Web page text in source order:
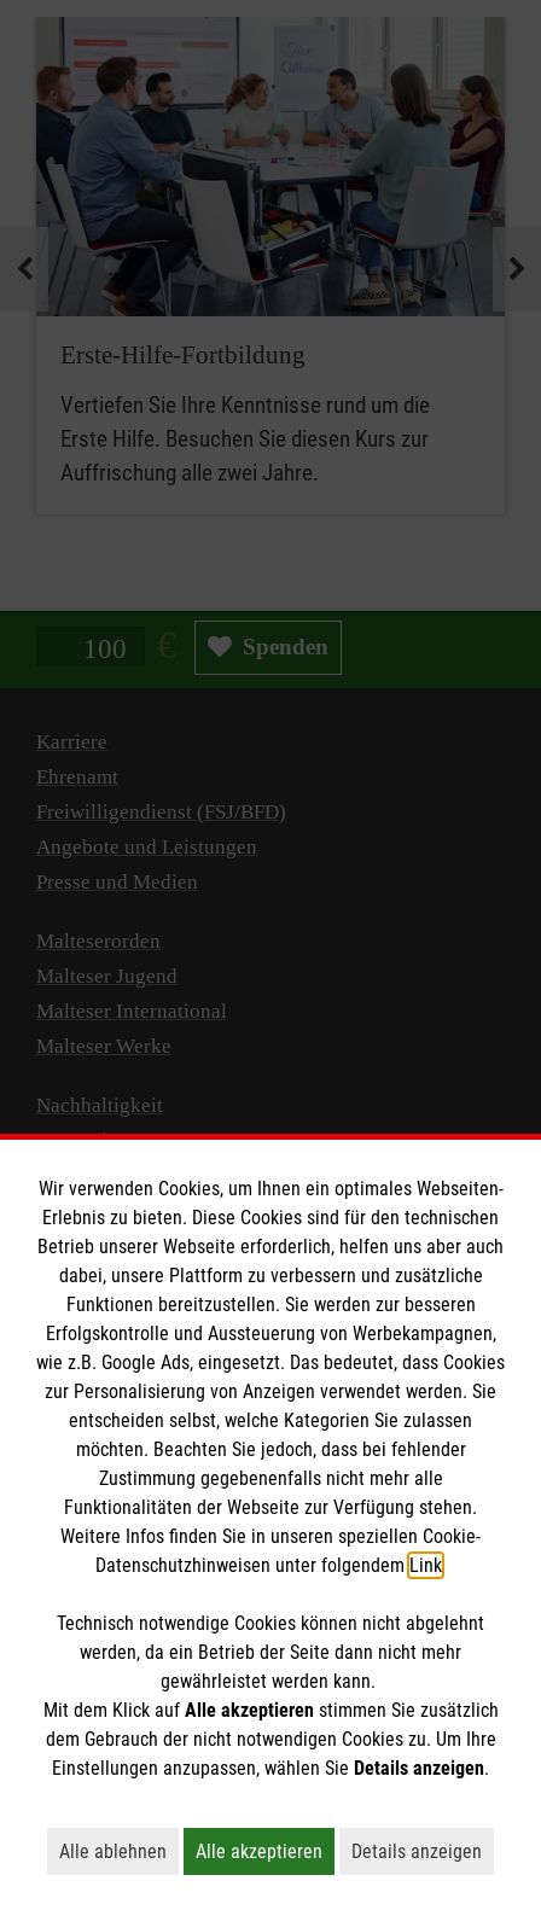
Erste-Hilfe-Fortbildung
Vertiefen Sie Ihre Kenntnisse rund um die
Erste Hilfe. Besuchen Sie diesen Kurs zur
Auffrischung alle zwei Jahre.
Spendenbetrag in Euro Spenden
Karriere
Ehrenamt
Freiwilligendienst (FSJ/BFD)
Angebote und Leistungen
Presse und Medien
Malteserorden
Malteser Jugend
Malteser International
Malteser Werke
Nachhaltigkeit
Prävention
Compliance
Transparenz
Spenden und Helfen
Spendenkonto
Empfänger: Malteser Hilfsdienst e.V.
IBAN: DE10 3706 0120 1201 2000 12
BIC: GENODED 1PA7
Newsletter abonnieren
Cookies verwalten Impressum | Datenschutz
Wir verwenden Cookies, um Ihnen ein optimales Webseiten-
Erlebnis zu bieten. Diese Cookies sind für den technischen
Betrieb unserer Webseite erforderlich, helfen uns aber auch
dabei, unsere Plattform zu verbessern und zusätzliche
Funktionen bereitzustellen. Sie werden zur besseren
Erfolgskontrolle und Aussteuerung von Werbekampagnen,
wie z.B. Google Ads, eingesetzt. Das bedeutet, dass Cookies
zur Personalisierung von Anzeigen verwendet werden. Sie
entscheiden selbst, welche Kategorien Sie zulassen
möchten. Beachten Sie jedoch, dass bei fehlender
Zustimmung gegebenenfalls nicht mehr alle
Funktionalitäten der Webseite zur Verfügung stehen.
Weitere Infos finden Sie in unseren speziellen Cookie-
Datenschutzhinweisen unter folgendem Link.
Technisch notwendige Cookies können nicht abgelehnt
werden, da ein Betrieb der Seite dann nicht mehr
gewährleistet werden kann.
Mit dem Klick auf Alle akzeptierenstimmen Sie zusätzlich
dem Gebrauch der nicht notwendigen Cookies zu. Um Ihre
Einstellungen anzupassen, wählen Sie Details anzeigen.
Alle ablehnen
Lehnt alle nicht-essentiellen Cookies ab
Alle akzeptieren
Akzeptiert alle Cookies
Details anzeigen